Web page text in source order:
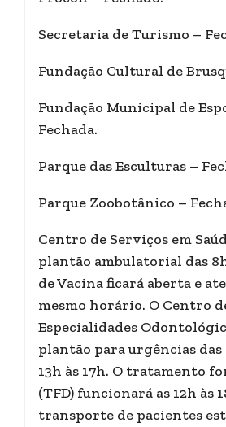
Secretaria de Turismo –
Fundação Cultural de
Fundação Municipal de
Fechada.
Parque das Esculturas –
Parque Zoobotânico –
Centro de Serviços em
plantão ambulatorial das 8h
de Vacina ficará aberta e
mesmo horário. O Centro
Especialidades
plantão para urgências das
13h às 17h. O tratamento
(TFD) funcionará as 12h às
transporte de pacientes